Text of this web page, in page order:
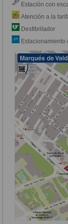
Estación con
Atención a la
Desfibrilador
Estacionamiento